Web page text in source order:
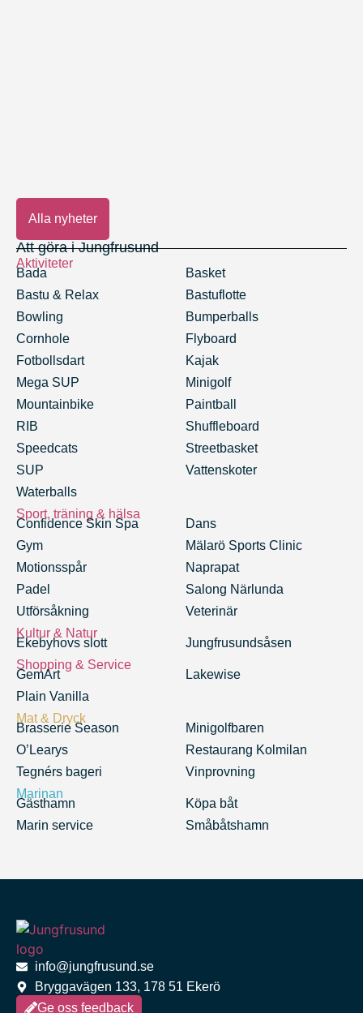
Alla nyheter
Att göra i Jungfrusund
Aktiviteter
Bada
Basket
Bastu & Relax
Bastuflotte
Bowling
Bumperballs
Cornhole
Flyboard
Fotbollsdart
Kajak
Mega SUP
Minigolf
Mountainbike
Paintball
RIB
Shuffleboard
Speedcats
Streetbasket
SUP
Vattenskoter
Waterballs
Sport, träning & hälsa
Confidence Skin Spa
Dans
Gym
Mälarö Sports Clinic
Motionsspår
Naprapat
Padel
Salong Närlunda
Utförsåkning
Veterinär
Kultur & Natur
Ekebyhovs slott
Jungfrusundsåsen
Shopping & Service
GemArt
Lakewise
Plain Vanilla
Mat & Dryck
Brasserie Season
Minigolfbaren
O’Learys
Restaurang Kolmilan
Tegnérs bageri
Vinprovning
Marinan
Gästhamn
Köpa båt
Marin service
Småbåtshamn
info@jungfrusund.se
Bryggavägen 133, 178 51 Ekerö
Ge oss feedback